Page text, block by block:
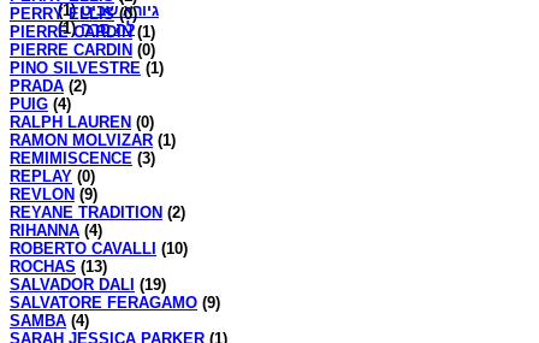
גיורא שביט(1)
לה סרה(1)
PERRY ELLIS(0)
PIERRE CARDIN(1)
PIERRE CARDIN (0)
PINO SILVESTRE (1)
PRADA (2)
PUIG (4)
RALPH LAUREN (0)
RAMON MOLVIZAR (1)
REMIMISCENCE (3)
REPLAY (0)
REVLON (9)
REYANE TRADITION (2)
RIHANNA (4)
ROBERTO CAVALLI (10)
ROCHAS (13)
SALVADOR DALI (19)
SALVATORE FERAGAMO (9)
SAMBA (4)
SARAH JESSICA PARKER (1)